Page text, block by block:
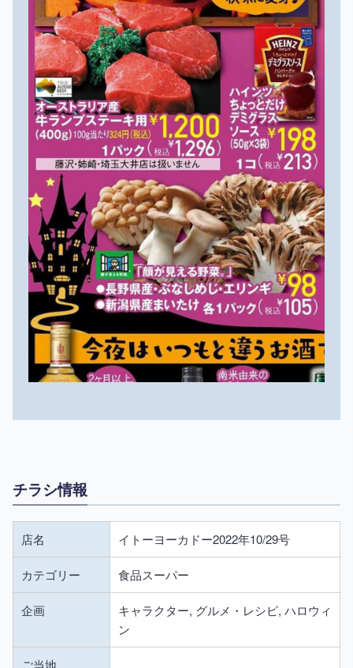
チラシ情報
店名 イトーヨーカドー2022年10/29号
カテゴリー 食品スーパー
企画
キャラクター, グルメ・レシピ, ハロウィ
ン